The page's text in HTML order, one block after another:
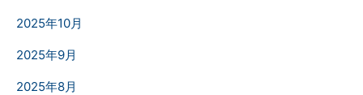
2025年10月
2025年9月
2025年8月